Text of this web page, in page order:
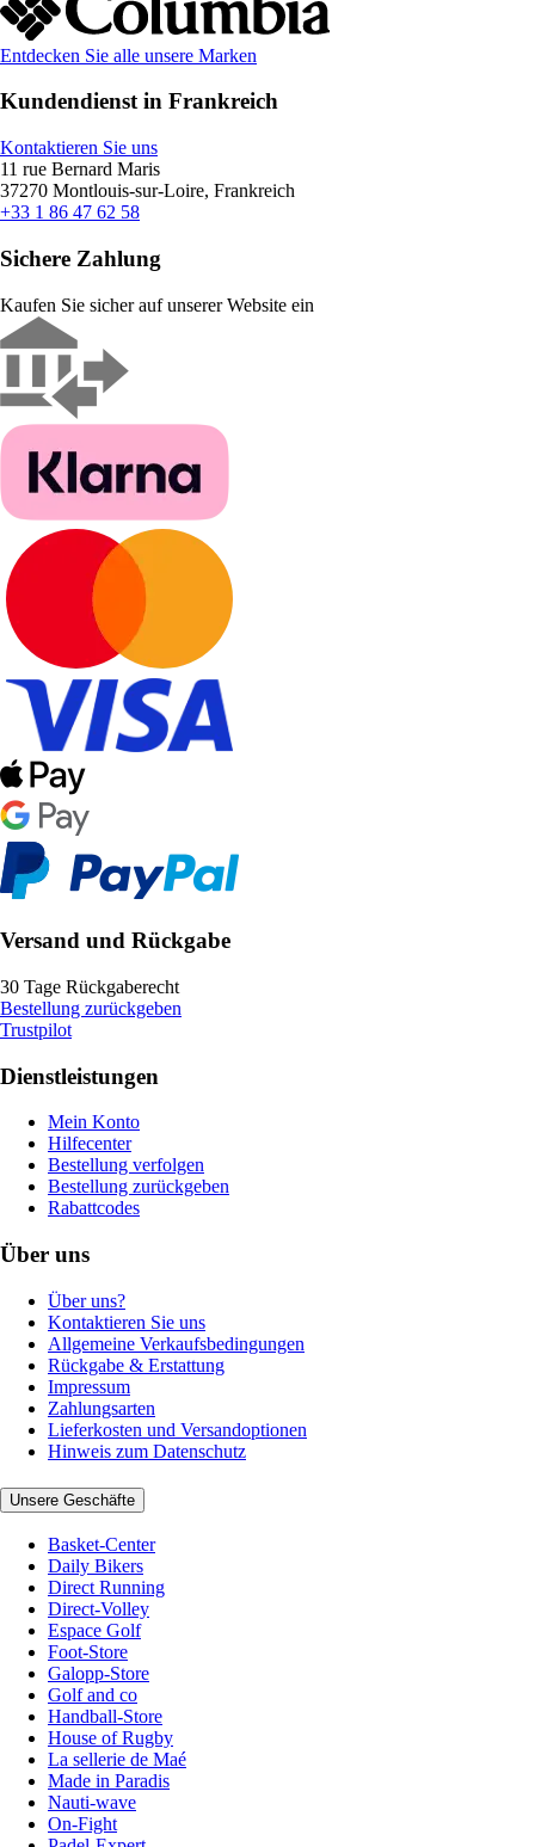
Entdecken Sie alle unsere Marken
Kundendienst in Frankreich
Kontaktieren Sie uns
11 rue Bernard Maris
37270 Montlouis-sur-Loire, Frankreich
+33 1 86 47 62 58
Sichere Zahlung
Kaufen Sie sicher auf unserer Website ein
Versand und Rückgabe
30 Tage Rückgaberecht
Bestellung zurückgeben
Trustpilot
Dienstleistungen
Mein Konto
Hilfecenter
Bestellung verfolgen
Bestellung zurückgeben
Rabattcodes
Über uns
Über uns?
Kontaktieren Sie uns
Allgemeine Verkaufsbedingungen
Rückgabe & Erstattung
Impressum
Zahlungsarten
Lieferkosten und Versandoptionen
Hinweis zum Datenschutz
Unsere Geschäfte
Basket-Center
Daily Bikers
Direct Running
Direct-Volley
Espace Golf
Foot-Store
Galopp-Store
Golf and co
Handball-Store
House of Rugby
La sellerie de Maé
Made in Paradis
Nauti-wave
On-Fight